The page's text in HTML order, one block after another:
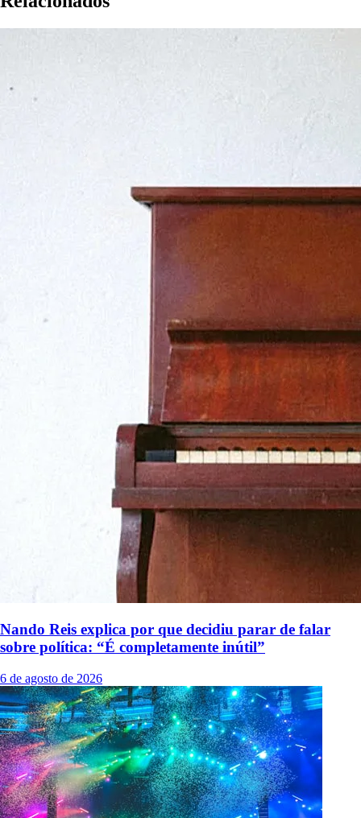
Nando Reis explica por que decidiu parar de falar
sobre política: “É completamente inútil”
6 de agosto de 2026